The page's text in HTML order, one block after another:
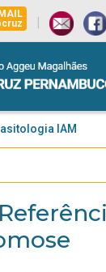
|
IAM